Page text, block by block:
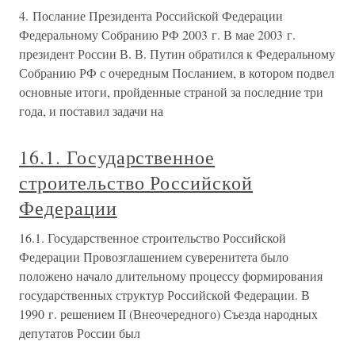
4. Послание Президента Российской Федерации
Федеральному Собранию РФ 2003 г. В мае 2003 г.
президент России В. В. Путин обратился к Федеральному
Собранию РФ с очередным Посланием, в котором подвел
основные итоги, пройденные страной за последние три
года, и поставил задачи на
16.1. Государственное
строительство Российской
Федерации
16.1. Государственное строительство Российской
Федерации Провозглашением суверенитета было
положено начало длительному процессу формирования
государственных структур Российской Федерации. В
1990 г. решением II (Внеочередного) Съезда народных
депутатов России был